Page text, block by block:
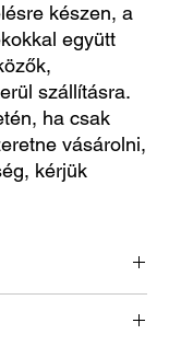
készen, a
együtt
szállításra.
ha csak
vásárolni,
kérjük